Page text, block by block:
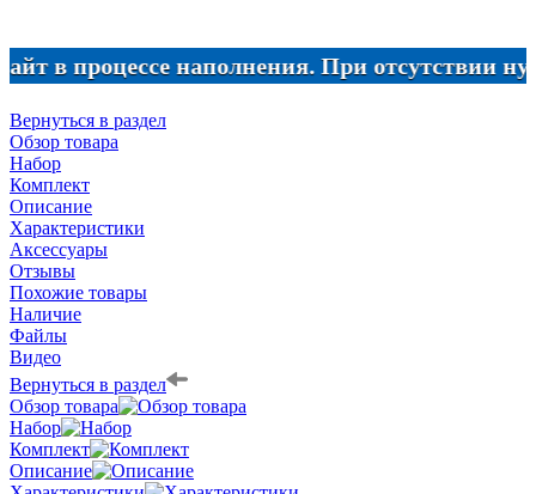
процессе наполнения. При отсутствии
Вернуться в раздел
Обзор товара
Набор
Комплект
Описание
Характеристики
Аксессуары
Отзывы
Похожие товары
Наличие
Файлы
Видео
Вернуться в раздел
Обзор товара
Набор
Комплект
Описание